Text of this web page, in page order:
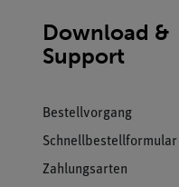
Download &
Support
Bestellvorgang
Schnellbestellformular
Zahlungsarten